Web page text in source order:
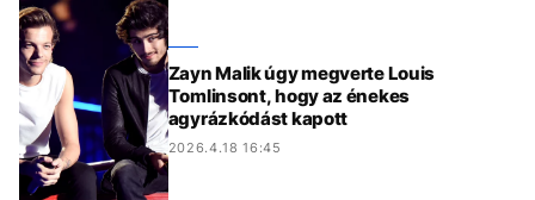
Zayn Malik úgy megverte Louis
Tomlinsont, hogy az énekes
agyrázkódást kapott
2026.4.18 16:45